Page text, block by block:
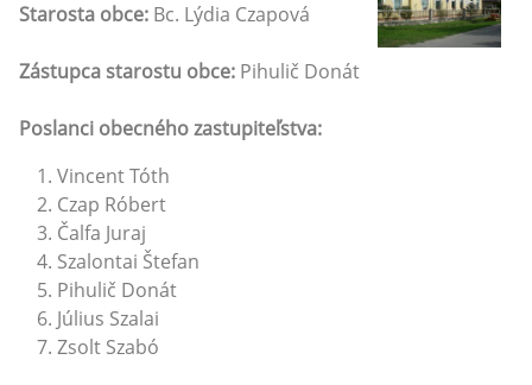
Starosta obce: Bc. Lýdia Czapová
Zástupca starostu obce: Pihulič Donát
Poslanci obecného zastupiteľstva:
Vincent Tóth
Czap Róbert
Čalfa Juraj
Szalontai Štefan
Pihulič Donát
Július Szalai
Zsolt Szabó